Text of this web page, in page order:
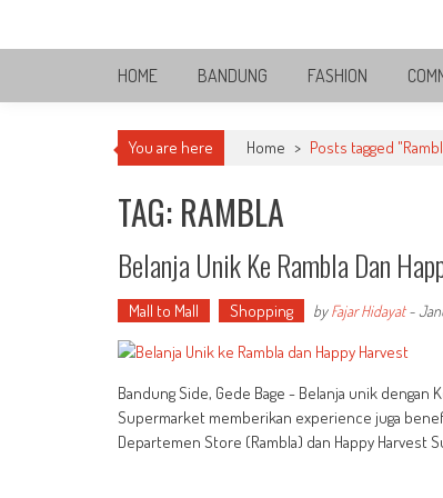
Bandung Side
Sisi Cantik Bandung
HOME BANDUNG FASHION
You are here Home > Posts tagged
TAG: RAMBLA
Belanja Unik Ke Rambla Dan
Mall to Mall Shopping byFajar Hidayat-
Bandung Side, Gede Bage - Belanja unik
Supermarket memberikan experience juga
Departemen Store (Rambla) dan Happy Harvest